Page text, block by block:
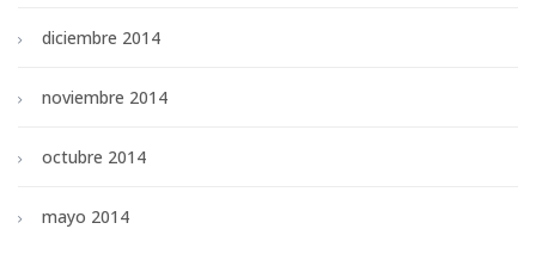
diciembre 2014
noviembre 2014
octubre 2014
mayo 2014